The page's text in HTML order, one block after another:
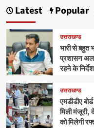
Latest Popular
उत्तराखण्ड
भारी से बहुत
प्रशासन
रहने के निर्देश
उत्तराखण्ड
एमडीडीए
मिली मंजूरी,
को मिलेगी